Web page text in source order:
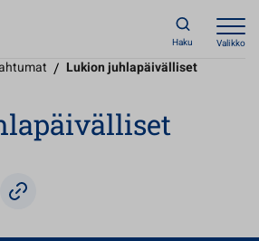
Haku Valikko
/ Lukion juhlapäivälliset